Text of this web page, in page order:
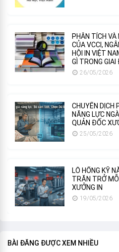
PHÂN TÍCH
CỦA VCCI,
HỘI IN VIỆT
GÌ TRONG
26/05/2026
CHUYỂN DỊCH
NĂNG LỰC
QUẢN ĐỐC
25/05/2026
LỖ HỔNG KỸ
TRĂN TRỞ
XƯỞNG IN
19/05/2026
BÀI ĐĂNG ĐƯỢC XEM NHIỀU